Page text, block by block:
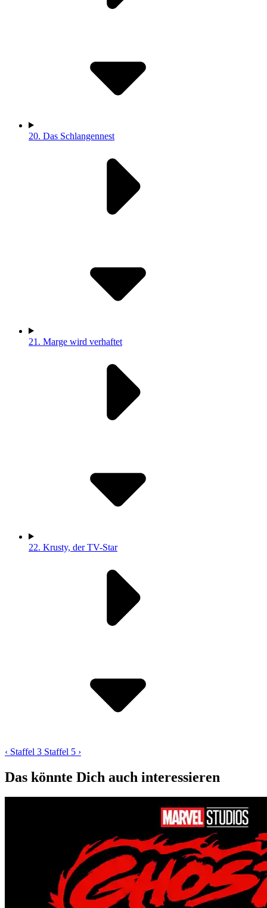
20. Das Schlangennest
21. Marge wird verhaftet
22. Krusty, der TV-Star
‹ Staffel 3 Staffel 5 ›
Das könnte Dich auch interessieren